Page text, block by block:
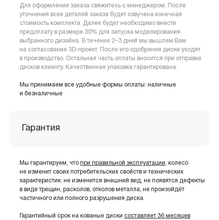
Для оформления заказа свяжитесь с менеджером. После
уточнения всех деталей заказа будет озвучена конечная
стоимость комплекта. Далее будет необходимо внести
предоплату в размере 30% для запуска моделирования
выбранного дизайна. В течение 2−3 дней мы вышлем Вам
на согласование 3D-проект. После его одобрения диски уходят
в производство. Остальная часть оплаты вносится при отправке
дисков клиенту. Качественная упаковка гарантирована.
Мы принимаем все удобные формы оплаты: наличные
и безналичные
Гарантия
Мы гарантируем, что при правильной эксплуатации, колесо
не изменит своих потребительских свойств и технических
характеристик: не изменится внешний вид, не появятся дефекты
в виде трещин, расколов, отколов металла, не произойдёт
частичного или полного разрушения диска.
Гарантийный срок на кованые диски составляет 36 месяцев